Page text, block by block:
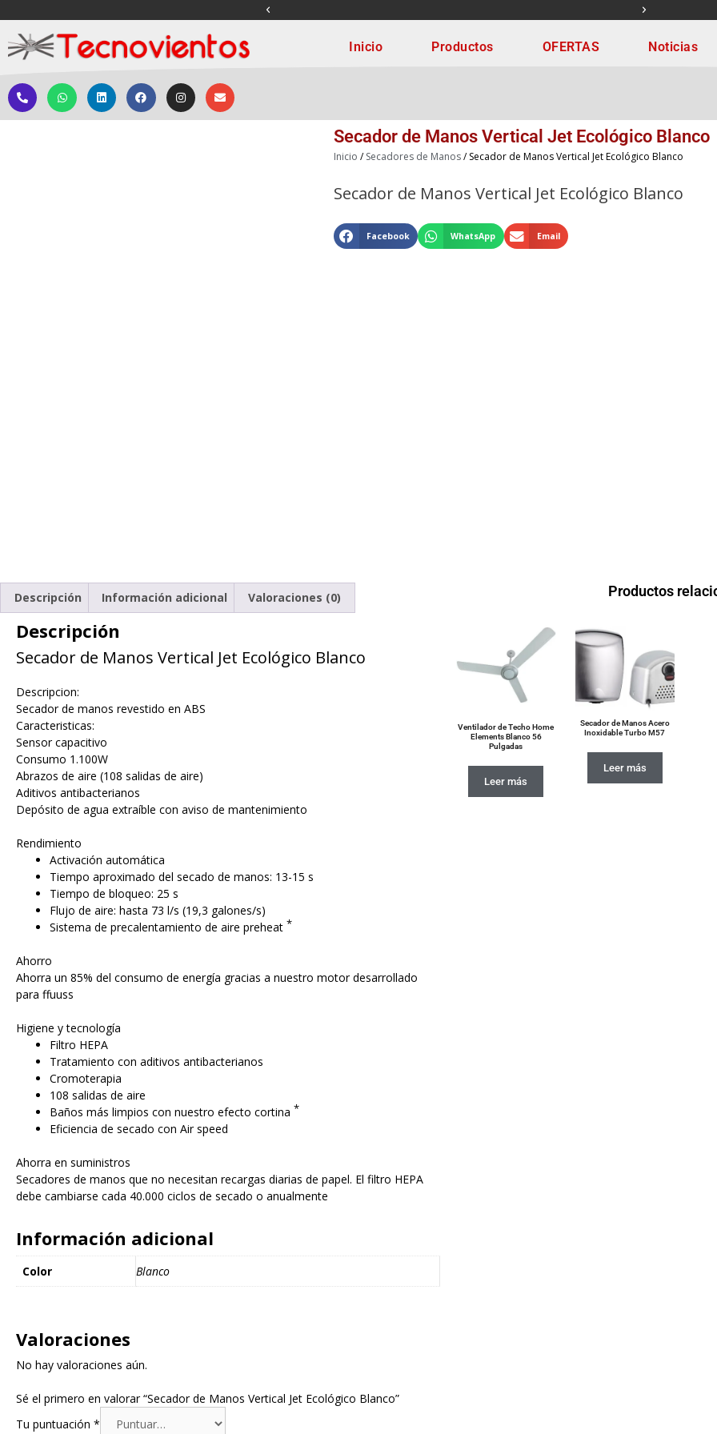
Inicio Productos OFERTAS Noticias
Secador de Manos Vertical Jet Ecológico Blanco
Inicio /Secadores de Manos/ Secador de Manos Vertical Jet Ecológico Blanco
Secador de Manos Vertical Jet Ecológico Blanco
Facebook WhatsApp Email
Descripción Información adicional Valoraciones (0)
Descripción
Secador de Manos Vertical Jet Ecológico Blanco
Descripcion:
Secador de manos revestido en ABS
Caracteristicas:
Sensor capacitivo
Consumo 1.100W
Abrazos de aire (108 salidas de aire)
Aditivos antibacterianos
Depósito de agua extraíble con aviso de mantenimiento
Rendimiento
Activación automática
Tiempo aproximado del secado de manos: 13-15 s
Tiempo de bloqueo: 25 s
Flujo de aire: hasta 73 l/s (19,3 galones/s)
Sistema de precalentamiento de aire preheat *
Ahorro
Ahorra un 85% del consumo de energía gracias a nuestro motor desarrollado
para ffuuss
Higiene y tecnología
Filtro HEPA
Tratamiento con aditivos antibacterianos
Cromoterapia
108 salidas de aire
Baños más limpios con nuestro efecto cortina *
Eficiencia de secado con Air speed
Ahorra en suministros
Secadores de manos que no necesitan recargas diarias de papel. El filtro HEPA
debe cambiarse cada 40.000 ciclos de secado o anualmente
Información adicional
Color Blanco
Valoraciones
No hay valoraciones aún.
Sé el primero en valorar “Secador de Manos Vertical Jet Ecológico Blanco”
Tu puntuación *
Productos
Ventilador de Techo Home
Elements Blanco 56
Pulgadas
Leer más
Secador de Manos Acero
Inoxidable Turbo M57
Leer más